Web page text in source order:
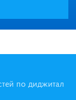
по диджитал